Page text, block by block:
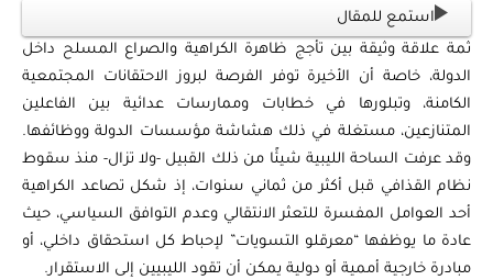
استمع للمقال
ثمة علاقة وثيقة بين تأجج ظاهرة الكراهية والصراع المسلح داخل
الدولة، خاصة أن الأخيرة توفر الفرصة لبروز الاحتقانات المجتمعية
الكامنة، وتبلورها في خطابات وممارسات عدائية بين الفاعلين
المتنازعين، مستغلة في ذلك هشاشة مؤسسات الدولة ووظائفها.
وقد عرفت الساحة الليبية شيئًا من ذلك القبيل -ولا تزال- منذ سقوط
نظام القذافي قبل أكثر من ثماني سنوات، إذ شكل تصاعد الكراهية
أحد العوامل المفسرة للتعثر الانتقالي وعدم التوافق السياسي، حيث
عادة ما يوظفها “معرقلو التسويات” لإحباط كل استحقاق داخلي، أو
مبادرة خارجية أممية أو دولية يمكن أن تقود الليبيين إلى الاستقرار.